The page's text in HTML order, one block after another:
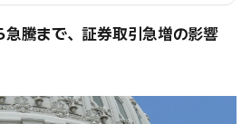
騰まで、証券取引急増の影響